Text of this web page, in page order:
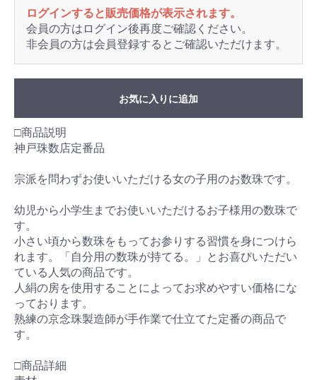
ログインすると販売価格が表示されます。
会員の方はログイン後再度ご確認ください。
非会員の方は会員登録するとご確認いただけます。
お気に入りに追加
□商品説明
神戸珠数店定番品
宗派を問わずお使いいただける女の子用のお数珠です。
幼児から小学生までお使いいただけるお子様用の数珠で
す。
小さい頃から数珠をもってお参りする習慣を身につけら
れます。「自分用の数珠が持てる。」とお喜びいただい
ている人気の商品です。
人絹の房を使用することによってお求めやすい価格にな
っております。
熟練の京念珠製造師が手作業で仕立てた定番の商品で
す。
□商品詳細